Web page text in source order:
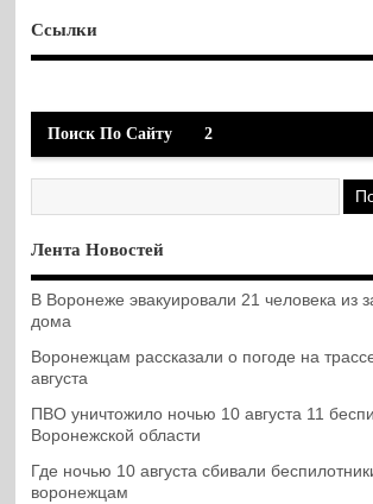
Ссылки
Поиск По Сайту 2
Лента Новостей
В Воронеже эвакуировали 21 человека из
дома
Воронежцам рассказали о погоде на
августа
ПВО уничтожило ночью 10 августа 11
Воронежской области
Где ночью 10 августа сбивали
воронежцам